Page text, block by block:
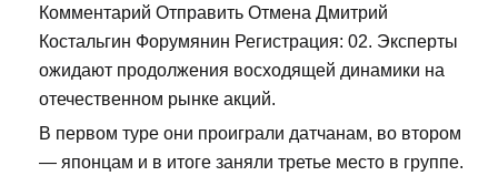
Комментарий Отправить Отмена Дмитрий
Костальгин Форумянин Регистрация: 02. Эксперты
ожидают продолжения восходящей динамики на
отечественном рынке акций.
В первом туре они проиграли датчанам, во втором
— японцам и в итоге заняли третье место в группе.